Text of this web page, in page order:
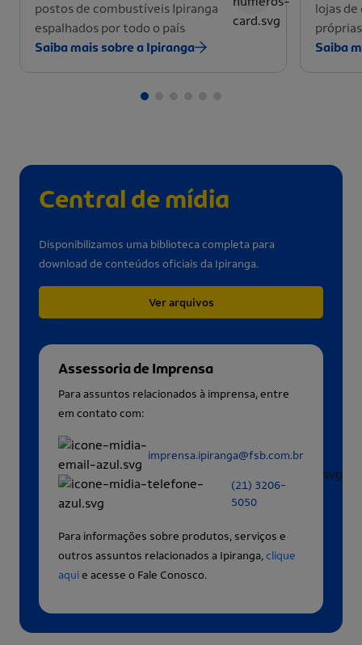
postos de combustíveis Ipiranga
espalhados por todo o país
Saiba mais sobre a Ipiranga
lojas
Saiba
Central de mídia
Disponibilizamos uma biblioteca completa para
download de conteúdos oficiais da Ipiranga.
Ver arquivos
Assessoria de Imprensa
Para assuntos relacionados à imprensa, entre
em contato com:
imprensa.ipiranga@fsb.com.br
(21) 3206-
5050
Para informações sobre produtos, serviços e
outros assuntos relacionados a Ipiranga,clique
aquie acesse o Fale Conosco.